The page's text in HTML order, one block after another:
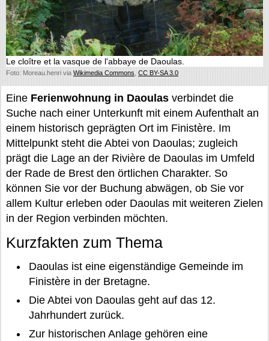
Le cloître et la vasque de l'abbaye de Daoulas.
Foto: Moreau.henri via Wikimedia Commons CC BY-SA 3.0
Eine Ferienwohnung in Daoulas verbindet die
Suche nach einer Unterkunft mit einem Aufenthalt an
einem historisch geprägten Ort im Finistère. Im
Mittelpunkt steht die Abtei von Daoulas; zugleich
prägt die Lage an der Rivière de Daoulas im Umfeld
der Rade de Brest den örtlichen Charakter. So
können Sie vor der Buchung abwägen, ob Sie vor
allem Kultur erleben oder Daoulas mit weiteren Zielen
in der Region verbinden möchten.
Kurzfakten zum Thema
Daoulas ist eine eigenständige Gemeinde im
Finistère in der Bretagne.
Die Abtei von Daoulas geht auf das 12.
Jahrhundert zurück.
Zur historischen Anlage gehören eine